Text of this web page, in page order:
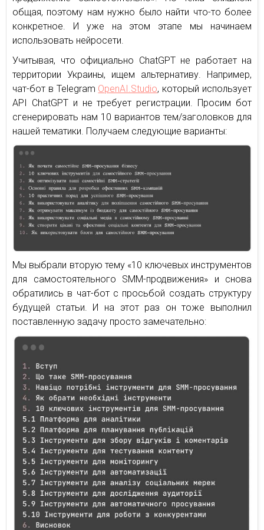
общая, поэтому нам нужно было найти что-то более
конкретное. И уже на этом этапе мы начинаем
использовать нейросети.
Учитывая, что официально ChatGPT не работает на
территории Украины, ищем альтернативу. Например,
чат-бот в Telegram OpenAI.Studio, который использует
API ChatGPT и не требует регистрации. Просим бот
сгенерировать нам 10 вариантов тем/заголовков для
нашей тематики. Получаем следующие варианты:
Мы выбрали вторую тему «10 ключевых инструментов
для самостоятельного SMM-продвижения» и снова
обратились в чат-бот с просьбой создать структуру
будущей статьи. И на этот раз он тоже выполнил
поставленную задачу просто замечательно: